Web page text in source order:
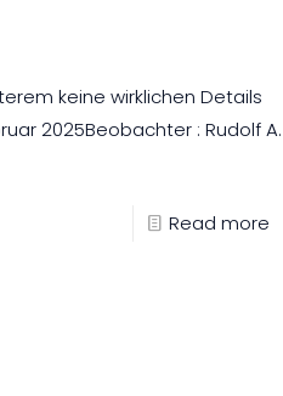
keine wirklichen Details
2025Beobachter : Rudolf A.
Read more